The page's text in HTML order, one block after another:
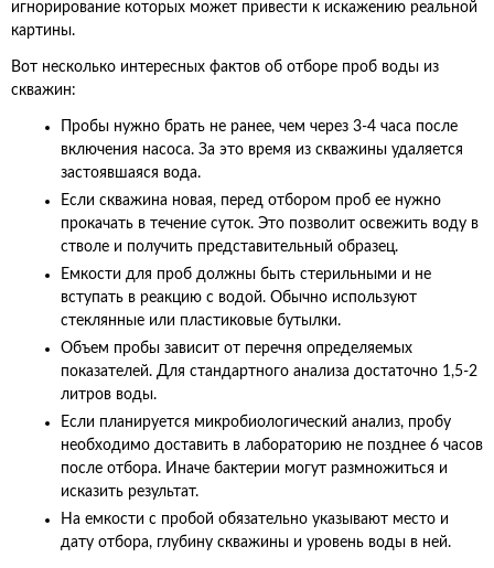
игнорирование которых может привести к искажению реальной
картины.
Вот несколько интересных фактов об отборе проб воды из
скважин:
Пробы нужно брать не ранее, чем через 3-4 часа после
включения насоса. За это время из скважины удаляется
застоявшаяся вода.
Если скважина новая, перед отбором проб ее нужно
прокачать в течение суток. Это позволит освежить воду в
стволе и получить представительный образец.
Емкости для проб должны быть стерильными и не
вступать в реакцию с водой. Обычно используют
стеклянные или пластиковые бутылки.
Объем пробы зависит от перечня определяемых
показателей. Для стандартного анализа достаточно 1,5-2
литров воды.
Если планируется микробиологический анализ, пробу
необходимо доставить в лабораторию не позднее 6 часов
после отбора. Иначе бактерии могут размножиться и
исказить результат.
На емкости с пробой обязательно указывают место и
дату отбора, глубину скважины и уровень воды в ней.